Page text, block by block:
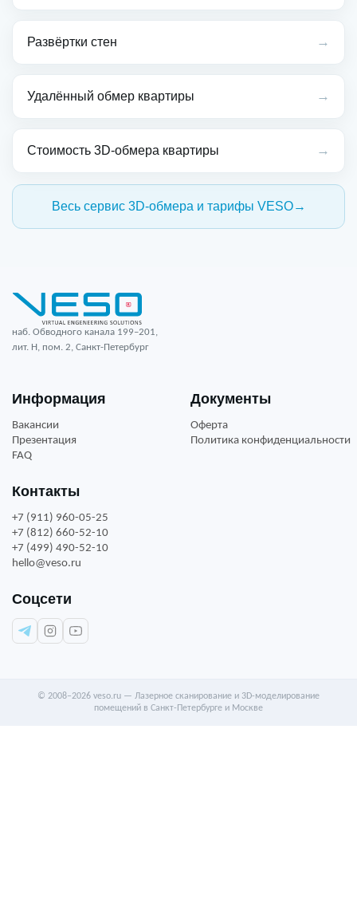
Развёртки стен →
Удалённый обмер квартиры →
Стоимость 3D-обмера квартиры →
Весь сервис 3D-обмера и тарифы VESO→
наб. Обводного канала 199–201,
лит. Н, пом. 2, Санкт-Петербург
Информация
Вакансии
Презентация
FAQ
Документы
Оферта
Политика конфиденциальности
Контакты
+7 (911) 960-05-25
+7 (812) 660-52-10
+7 (499) 490-52-10
hello@veso.ru
Соцсети
© 2008–2026 veso.ru — Лазерное сканирование и 3D-моделирование
помещений в Санкт-Петербурге и Москве